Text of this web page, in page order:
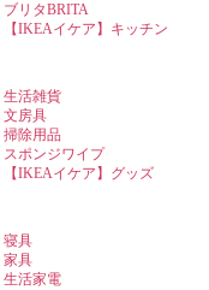
ブリタBRITA
【IKEAイケア】キッチン
生活雑貨
文房具
掃除用品
スポンジワイプ
【IKEAイケア】グッズ
寝具
家具
生活家電